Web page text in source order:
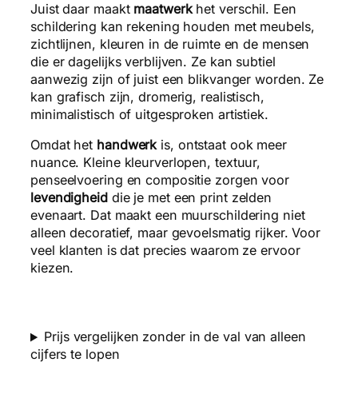
Juist daar maakt maatwerkhet verschil. Een
schildering kan rekening houden met meubels,
zichtlijnen, kleuren in de ruimte en de mensen
die er dagelijks verblijven. Ze kan subtiel
aanwezig zijn of juist een blikvanger worden. Ze
kan grafisch zijn, dromerig, realistisch,
minimalistisch of uitgesproken artistiek.
Omdat het handwerkis, ontstaat ook meer
nuance. Kleine kleurverlopen, textuur,
penseelvoering en compositie zorgen voor
levendigheiddie je met een print zelden
evenaart. Dat maakt een muurschildering niet
alleen decoratief, maar gevoelsmatig rijker. Voor
veel klanten is dat precies waarom ze ervoor
kiezen.
Prijs vergelijken zonder in de val van alleen
cijfers te lopen